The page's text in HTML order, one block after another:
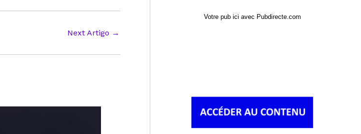
Next Artigo →
Votre pub ici avec Pubdirecte.com